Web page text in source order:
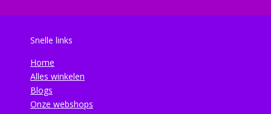
Snelle links
Home
Alles winkelen
Blogs
Onze webshops